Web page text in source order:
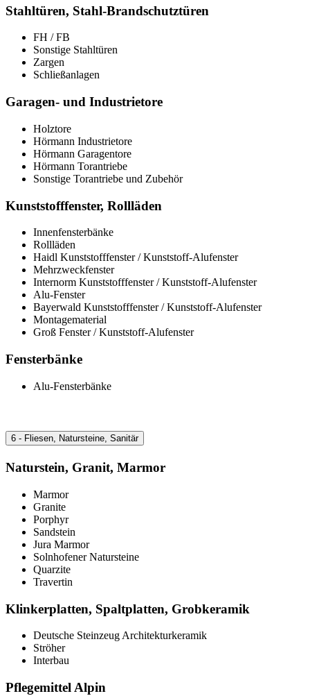
Stahltüren, Stahl-Brandschutztüren
FH / FB
Sonstige Stahltüren
Zargen
Schließanlagen
Garagen- und Industrietore
Holztore
Hörmann Industrietore
Hörmann Garagentore
Hörmann Torantriebe
Sonstige Torantriebe und Zubehör
Kunststofffenster, Rollläden
Innenfensterbänke
Rollläden
Haidl Kunststofffenster / Kunststoff-Alufenster
Mehrzweckfenster
Internorm Kunststofffenster / Kunststoff-Alufenster
Alu-Fenster
Bayerwald Kunststofffenster / Kunststoff-Alufenster
Montagematerial
Groß Fenster / Kunststoff-Alufenster
Fensterbänke
Alu-Fensterbänke
6 - Fliesen, Natursteine, Sanitär
Naturstein, Granit, Marmor
Marmor
Granite
Porphyr
Sandstein
Jura Marmor
Solnhofener Natursteine
Quarzite
Travertin
Klinkerplatten, Spaltplatten, Grobkeramik
Deutsche Steinzeug Architekturkeramik
Ströher
Interbau
Pflegemittel Alpin